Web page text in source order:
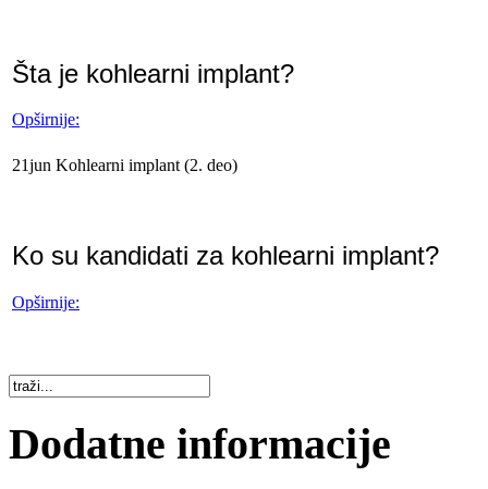
Šta je kohlearni implant?
Opširnije:
21jun Kohlearni implant (2. deo)
Ko su kandidati za kohlearni implant?
Opširnije:
Dodatne informacije